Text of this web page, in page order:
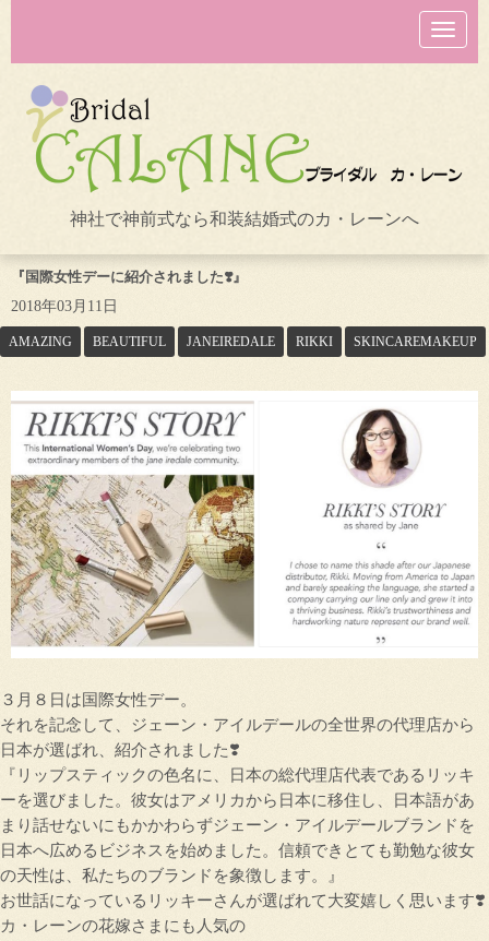
N
a
v
o
n
神社で神前式なら和装結婚式のカ・レーンへ
『国際女性デーに紹介されました❣️』
2018年03月11日
AMAZING BEAUTIFUL JANEIREDALE RIKKI SKINCAREMAKEUP
３月８日は国際女性デー。
それを記念して、ジェーン・アイルデールの全世界の代理店から
日本が選ばれ、紹介されました❣️
『リップスティックの色名に、日本の総代理店代表であるリッキ
ーを選びました。彼女はアメリカから日本に移住し、日本語があ
まり話せないにもかかわらずジェーン・アイルデールブランドを
日本へ広めるビジネスを始めました。信頼できとても勤勉な彼女
の天性は、私たちのブランドを象徴します。』
お世話になっているリッキーさんが選ばれて大変嬉しく思います❣️
カ・レーンの花嫁さまにも人気の